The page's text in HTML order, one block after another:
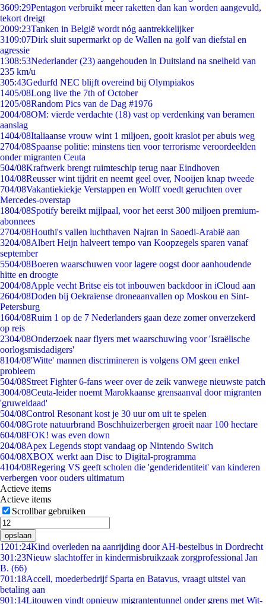
3609:29Pentagon verbruikt meer raketten dan kan worden aangevuld,
tekort dreigt
2009:23Tanken in België wordt nóg aantrekkelijker
3109:07Dirk sluit supermarkt op de Wallen na golf van diefstal en
agressie
1308:53Nederlander (23) aangehouden in Duitsland na snelheid van
235 km/u
305:43Gedurfd NEC blijft overeind bij Olympiakos
1405/08Long live the 7th of October
1205/08Random Pics van de Dag #1976
2004/08OM: vierde verdachte (18) vast op verdenking van beramen
aanslag
1404/08Italiaanse vrouw wint 1 miljoen, gooit kraslot per abuis weg
2704/08Spaanse politie: minstens tien voor terrorisme veroordeelden
onder migranten Ceuta
504/08Kraftwerk brengt ruimteschip terug naar Eindhoven
104/08Reusser wint tijdrit en neemt geel over, Nooijen knap tweede
704/08Vakantiekiekje Verstappen en Wolff voedt geruchten over
Mercedes-overstap
1804/08Spotify bereikt mijlpaal, voor het eerst 300 miljoen premium-
abonnees
2704/08Houthi's vallen luchthaven Najran in Saoedi-Arabië aan
3204/08Albert Heijn halveert tempo van Koopzegels sparen vanaf
september
5504/08Boeren waarschuwen voor lagere oogst door aanhoudende
hitte en droogte
2004/08Apple vecht Britse eis tot inbouwen backdoor in iCloud aan
2604/08Doden bij Oekraïense droneaanvallen op Moskou en Sint-
Petersburg
1604/08Ruim 1 op de 7 Nederlanders gaan deze zomer onverzekerd
op reis
2304/08Onderzoek naar flyers met waarschuwing voor 'Israëlische
oorlogsmisdadigers'
8104/08'Witte' mannen discrimineren is volgens OM geen enkel
probleem
504/08Street Fighter 6-fans weer over de zeik vanwege nieuwste patch
3004/08Ceuta-leider noemt Marokkaanse grensaanval door migranten
'gruweldaad'
504/08Control Resonant kost je 30 uur om uit te spelen
604/08Grote natuurbrand Boschhuizerbergen groeit naar 100 hectare
604/08FOK! was even down
204/08Apex Legends stopt vandaag op Nintendo Switch
604/08XBOX werkt aan Disc to Digital-programma
4104/08Regering VS geeft scholen die 'genderidentiteit' van kinderen
verbergen voor ouders ultimatum
Actieve items
Actieve items
Scrollbar gebruiken
opslaan
1201:24Kind overleden na aanrijding door AH-bestelbus in Dordrecht
301:23Nieuw slachtoffer in kindermisbruikzaak zorgprofessional Jan
B. (66)
701:18Accell, moederbedrijf Sparta en Batavus, vraagt uitstel van
betaling aan
901:14Litouwen vindt opnieuw migrantentunnel onder grens met Wit-